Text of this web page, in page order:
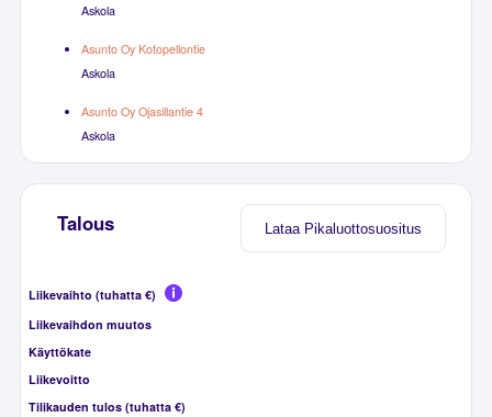
Askola
Asunto Oy Kotopellontie
Askola
Asunto Oy Ojasillantie 4
Askola
Lataa Pikaluottosuositus
Talous
Liikevaihto (tuhatta €)
Liikevaihdon muutos
Käyttökate
Liikevoitto
Tilikauden tulos (tuhatta €)